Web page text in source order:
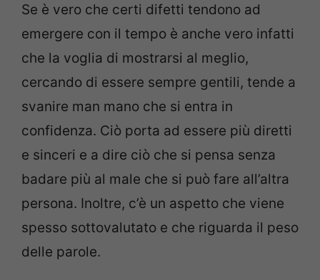
Se è vero che certi difetti tendono ad
emergere con il tempo è anche vero infatti
che la voglia di mostrarsi al meglio,
cercando di essere sempre gentili, tende a
svanire man mano che si entra in
confidenza. Ciò porta ad essere più diretti
e sinceri e a dire ciò che si pensa senza
badare più al male che si può fare all’altra
persona. Inoltre, c’è un aspetto che viene
spesso sottovalutato e che riguarda il peso
delle parole.